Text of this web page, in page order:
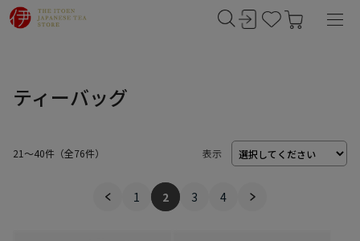
ティーバッグ
表示
21～40件 （ 76件）
1 2 3 4